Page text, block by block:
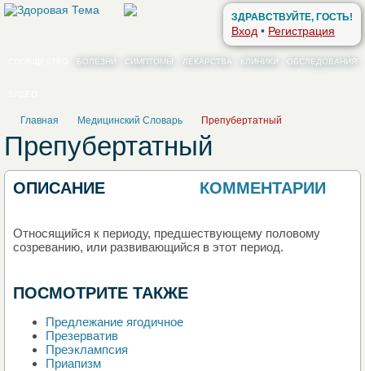
ЗДРАВСТВУЙТЕ, ГОСТЬ!
Вход • Регистрация
БОЛЕЗНИ СИМПТОМЫ ЛЕКАРСТВА КЛИНИКИ ОБСЛЕДОВАНИЯ
Главная Медицинский Словарь Препубертатный
Препубертатный
КОММЕНТАРИИ
ОПИСАНИЕ
Относящийся к периоду, предшествующему половому
созреванию, или развивающийся в этот период.
ПОСМОТРИТЕ ТАКЖЕ
Предлежание ягодичное
Презерватив
Преэклампсия
Приапизм